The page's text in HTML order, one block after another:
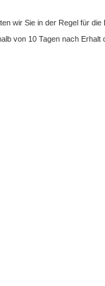
wir Sie in der Regel für
von 10 Tagen nach Erhalt